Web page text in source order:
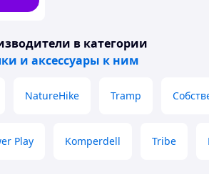
в категории
и аксессуары к ним
NatureHike Tramp
Play Komperdell Tribe